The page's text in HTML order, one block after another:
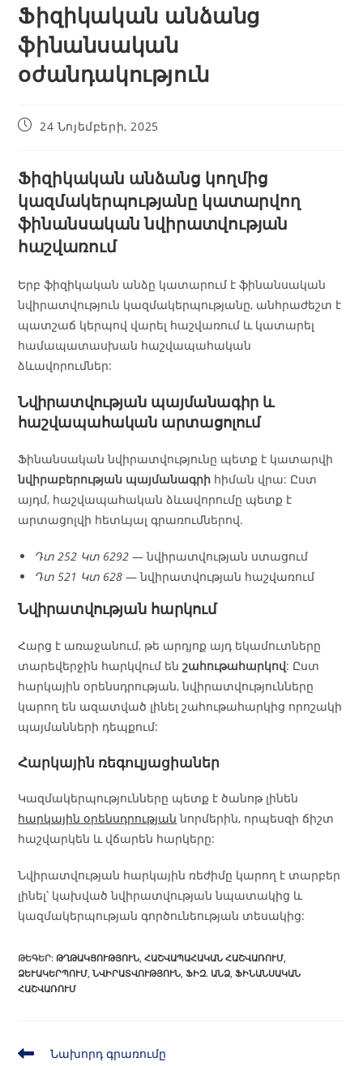
Ֆիզիկական անձանց
ֆինանսական
օժանդակություն
24 Նոյեմբերի, 2025
Ֆիզիկական անձանց կողմից
կազմակերպությանը կատարվող
ֆինանսական նվիրատվության
հաշվառում
Երբ ֆիզիկական անձը կատարում է ֆինանսական
նվիրատվություն կազմակերպությանը, անհրաժեշտ է
պատշաճ կերպով վարել հաշվառում և կատարել
համապատասխան հաշվապահական
ձևավորումներ:
Նվիրատվության պայմանագիր և
հաշվապահական արտացոլում
Ֆինանսական նվիրատվությունը պետք է կատարվի
նվիրաբերության պայմանագրի հիման վրա: Ըստ
այդմ, հաշվապահական ձևավորումը պետք է
արտացոլվի հետևյալ գրառումներով.
Դտ 252 Կտ 6292 — նվիրատվության ստացում
Դտ 521 Կտ 628 — նվիրատվության հաշվառում
Նվիրատվության հարկում
Հարց է առաջանում, թե արդյոք այդ եկամուտները
տարեվերջին հարկվում ենշահութահարկով: Ըստ
հարկային օրենսդրության, նվիրատվությունները
կարող են ազատված լինել շահութահարկից որոշակի
պայմանների դեպքում:
Հարկային ռեգուլյացիաներ
Կազմակերպությունները պետք է ծանոթ լինեն
հարկային օրենսդրության նորմերին, որպեսզի ճիշտ
հաշվարկեն և վճարեն հարկերը:
Նվիրատվության հարկային ռեժիմը կարող է տարբեր
լինել՝ կախված նվիրատվության նպատակից և
կազմակերպության գործունեության տեսակից:
ԹԵԳԵՐ: ԹՂԹԱԿՑՈՒԹՅՈՒՆ, ՀԱՇՎԱՊԱՀԱԿԱՆ ՀԱՇՎԱՌՈՒՄ,
ՁԵՒԱԿԵՐՊՈՒՄ , ՆՎԻՐԱՏՎՈՒԹՅՈՒՆ, ՖԻԶ. ԱՆՁ, ՖԻՆԱՆՍԱԿԱՆ
ՀԱՇՎԱՌՈՒՄ
Նախորդ գրառումը